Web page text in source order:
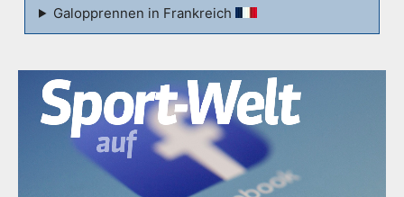
Galopprennen in Frankreich